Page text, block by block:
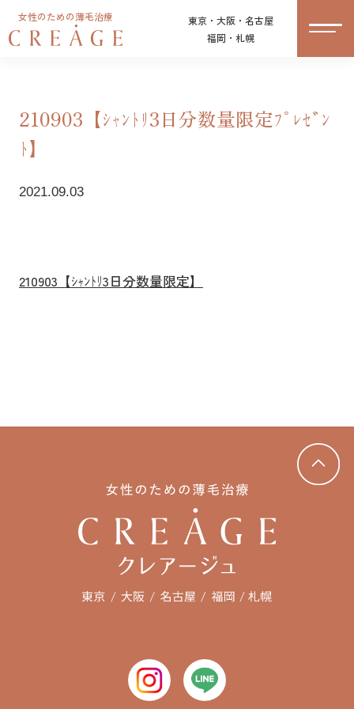
女性のための薄毛治療
東京・大阪・名古屋
福岡・札幌
210903【ｼｬﾝﾄﾘ3日分数量限定ﾌﾟﾚｾﾞﾝ
ﾄ】
2021.09.03
210903【ｼｬﾝﾄﾘ3日分数量限定】